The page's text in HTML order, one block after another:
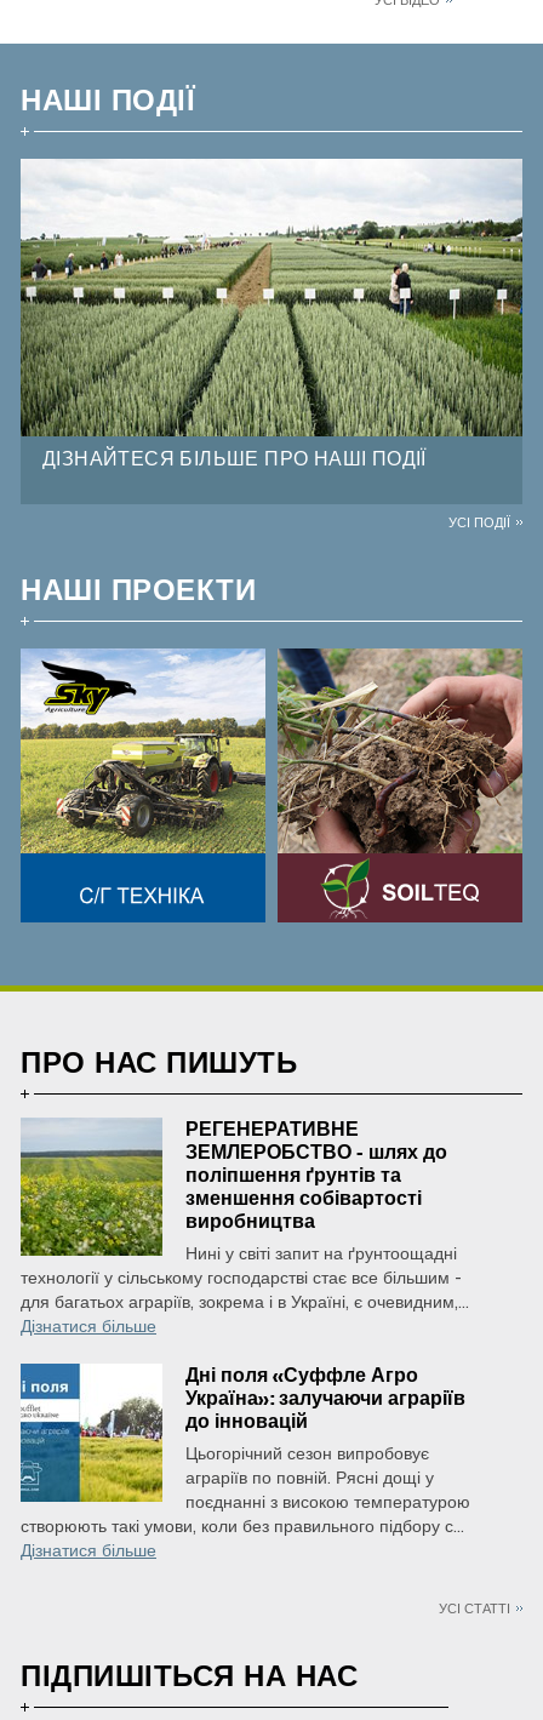
НАШІ ПОДІЇ
ДІЗНАЙТЕСЯ БІЛЬШЕ ПРО НАШІ ПОДІЇ
УСІ ПОДІЇ
НАШІ ПРОЕКТИ
ПРО НАС ПИШУТЬ
РЕГЕНЕРАТИВНЕ
ЗЕМЛЕРОБСТВО - шлях до
поліпшення ґрунтів та
зменшення собівартості
виробництва
Нині у світі запит на ґрунтоощадні
технології у сільському господарстві стає все більшим -
для багатьох аграріїв, зокрема і в Україні, є очевидним,...
Дізнатися більше
Дні поля «Суффле Агро
Україна»: залучаючи аграріїв
до інновацій
Цьогорічний сезон випробовує
аграріїв по повній. Рясні дощі у
поєднанні з високою температурою
створюють такі умови, коли без правильного підбору с...
Дізнатися більше
УСІ СТАТТІ
ПІДПИШІТЬСЯ НА НАС